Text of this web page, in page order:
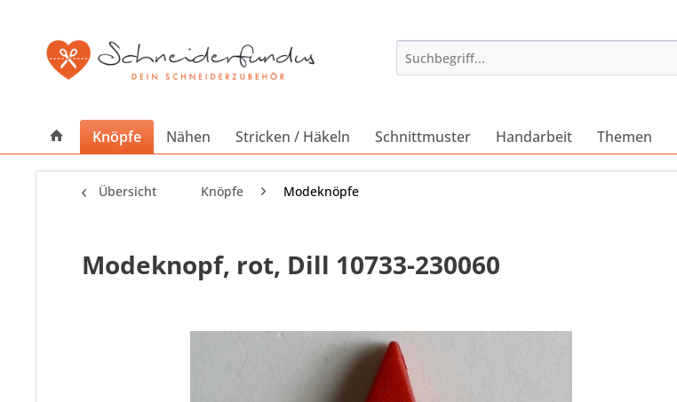
Knöpfe Nähen Stricken / Häkeln Schnittmuster Handarbeit Themen
Übersicht Knöpfe Modeknöpfe
Modeknopf, rot, Dill 10733-230060